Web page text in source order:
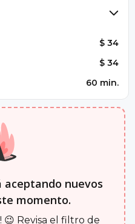
$ 34
$ 34
60 min.
aceptando nuevos
momento.
😉 Revisa el filtro de